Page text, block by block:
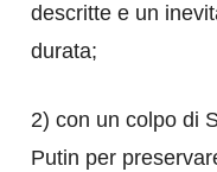
descritte e un
durata;
2) con un colpo di
Putin per